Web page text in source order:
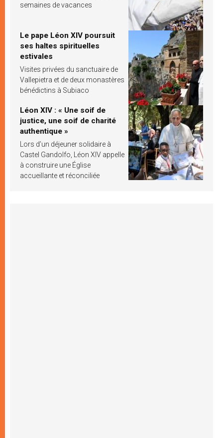
semaines de vacances
Le pape Léon XIV poursuit
ses haltes spirituelles
estivales
Visites privées du sanctuaire de
Vallepietra et de deux monastères
bénédictins à Subiaco
Léon XIV : « Une soif de
justice, une soif de charité
authentique »
Lors d’un déjeuner solidaire à
Castel Gandolfo, Léon XIV appelle
à construire une Église
accueillante et réconciliée